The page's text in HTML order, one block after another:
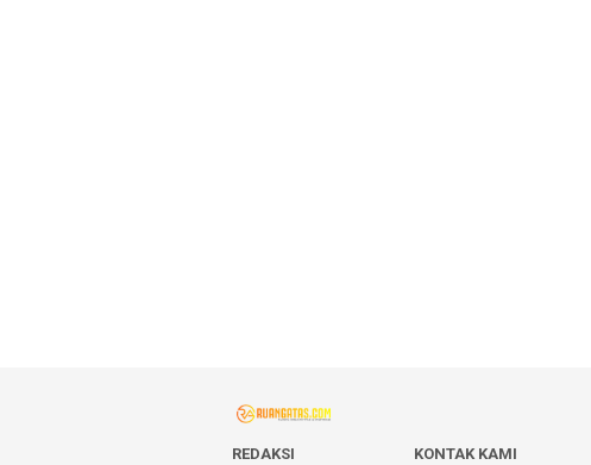
REDAKSI KONTAK KAMI